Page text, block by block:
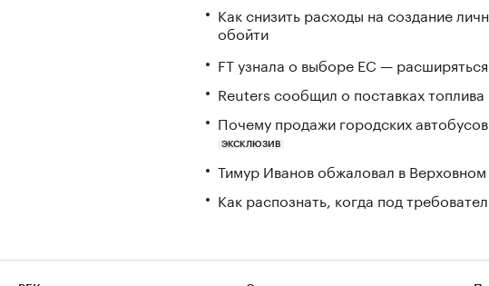
Как снизить расходы на создание
обойти
FT узнала о выборе ЕС —
Reuters сообщил о поставках
Почему продажи городских
ЭКСКЛЮЗИВ
Тимур Иванов обжаловал в
Как распознать, когда под